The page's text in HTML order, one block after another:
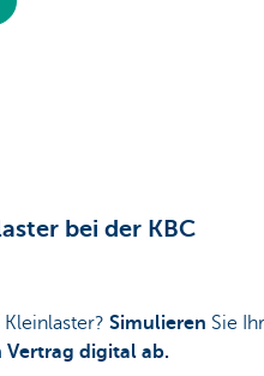
bei der KBC
Simulieren Sie
Vertrag digital ab.